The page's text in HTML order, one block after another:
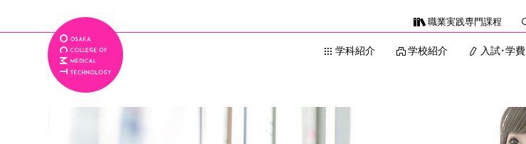
職業実践専門課程
学科紹介 学校紹介 入試・学費